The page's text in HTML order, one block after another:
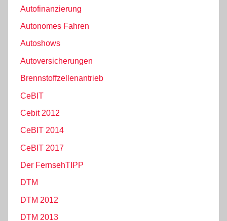
Autofinanzierung
Autonomes Fahren
Autoshows
Autoversicherungen
Brennstoffzellenantrieb
CeBIT
Cebit 2012
CeBIT 2014
CeBIT 2017
Der FernsehTIPP
DTM
DTM 2012
DTM 2013